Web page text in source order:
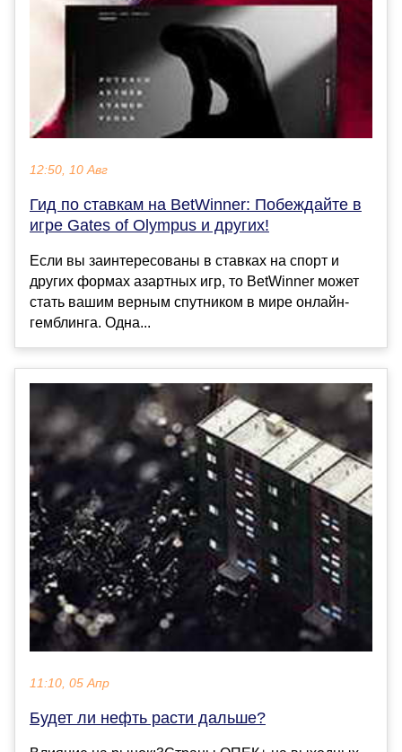
12:50, 10 Авг
Гид по ставкам на BetWinner: Побеждайте в
игре Gates of Olympus и других!
Если вы заинтересованы в ставках на спорт и
других формах азартных игр, то BetWinner может
стать вашим верным спутником в мире онлайн-
гемблинга. Одна...
11:10, 05 Апр
Будет ли нефть расти дальше?